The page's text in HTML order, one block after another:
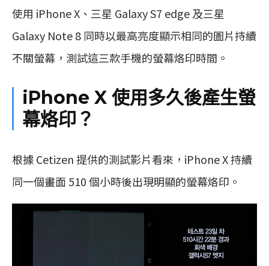
使用 iPhone X、三星 Galaxy S7 edge 及三星
Galaxy Note 8 同時以最高亮度顯示相同的圖片持續
不關螢幕，測試這三款手機的螢幕烙印時間。
iPhone X 使用多久後產生螢
幕烙印？
根據 Cetizen 提供的測試影片看來，iPhone X 持續
同一個畫面 510 個小時後出現明顯的螢幕烙印。